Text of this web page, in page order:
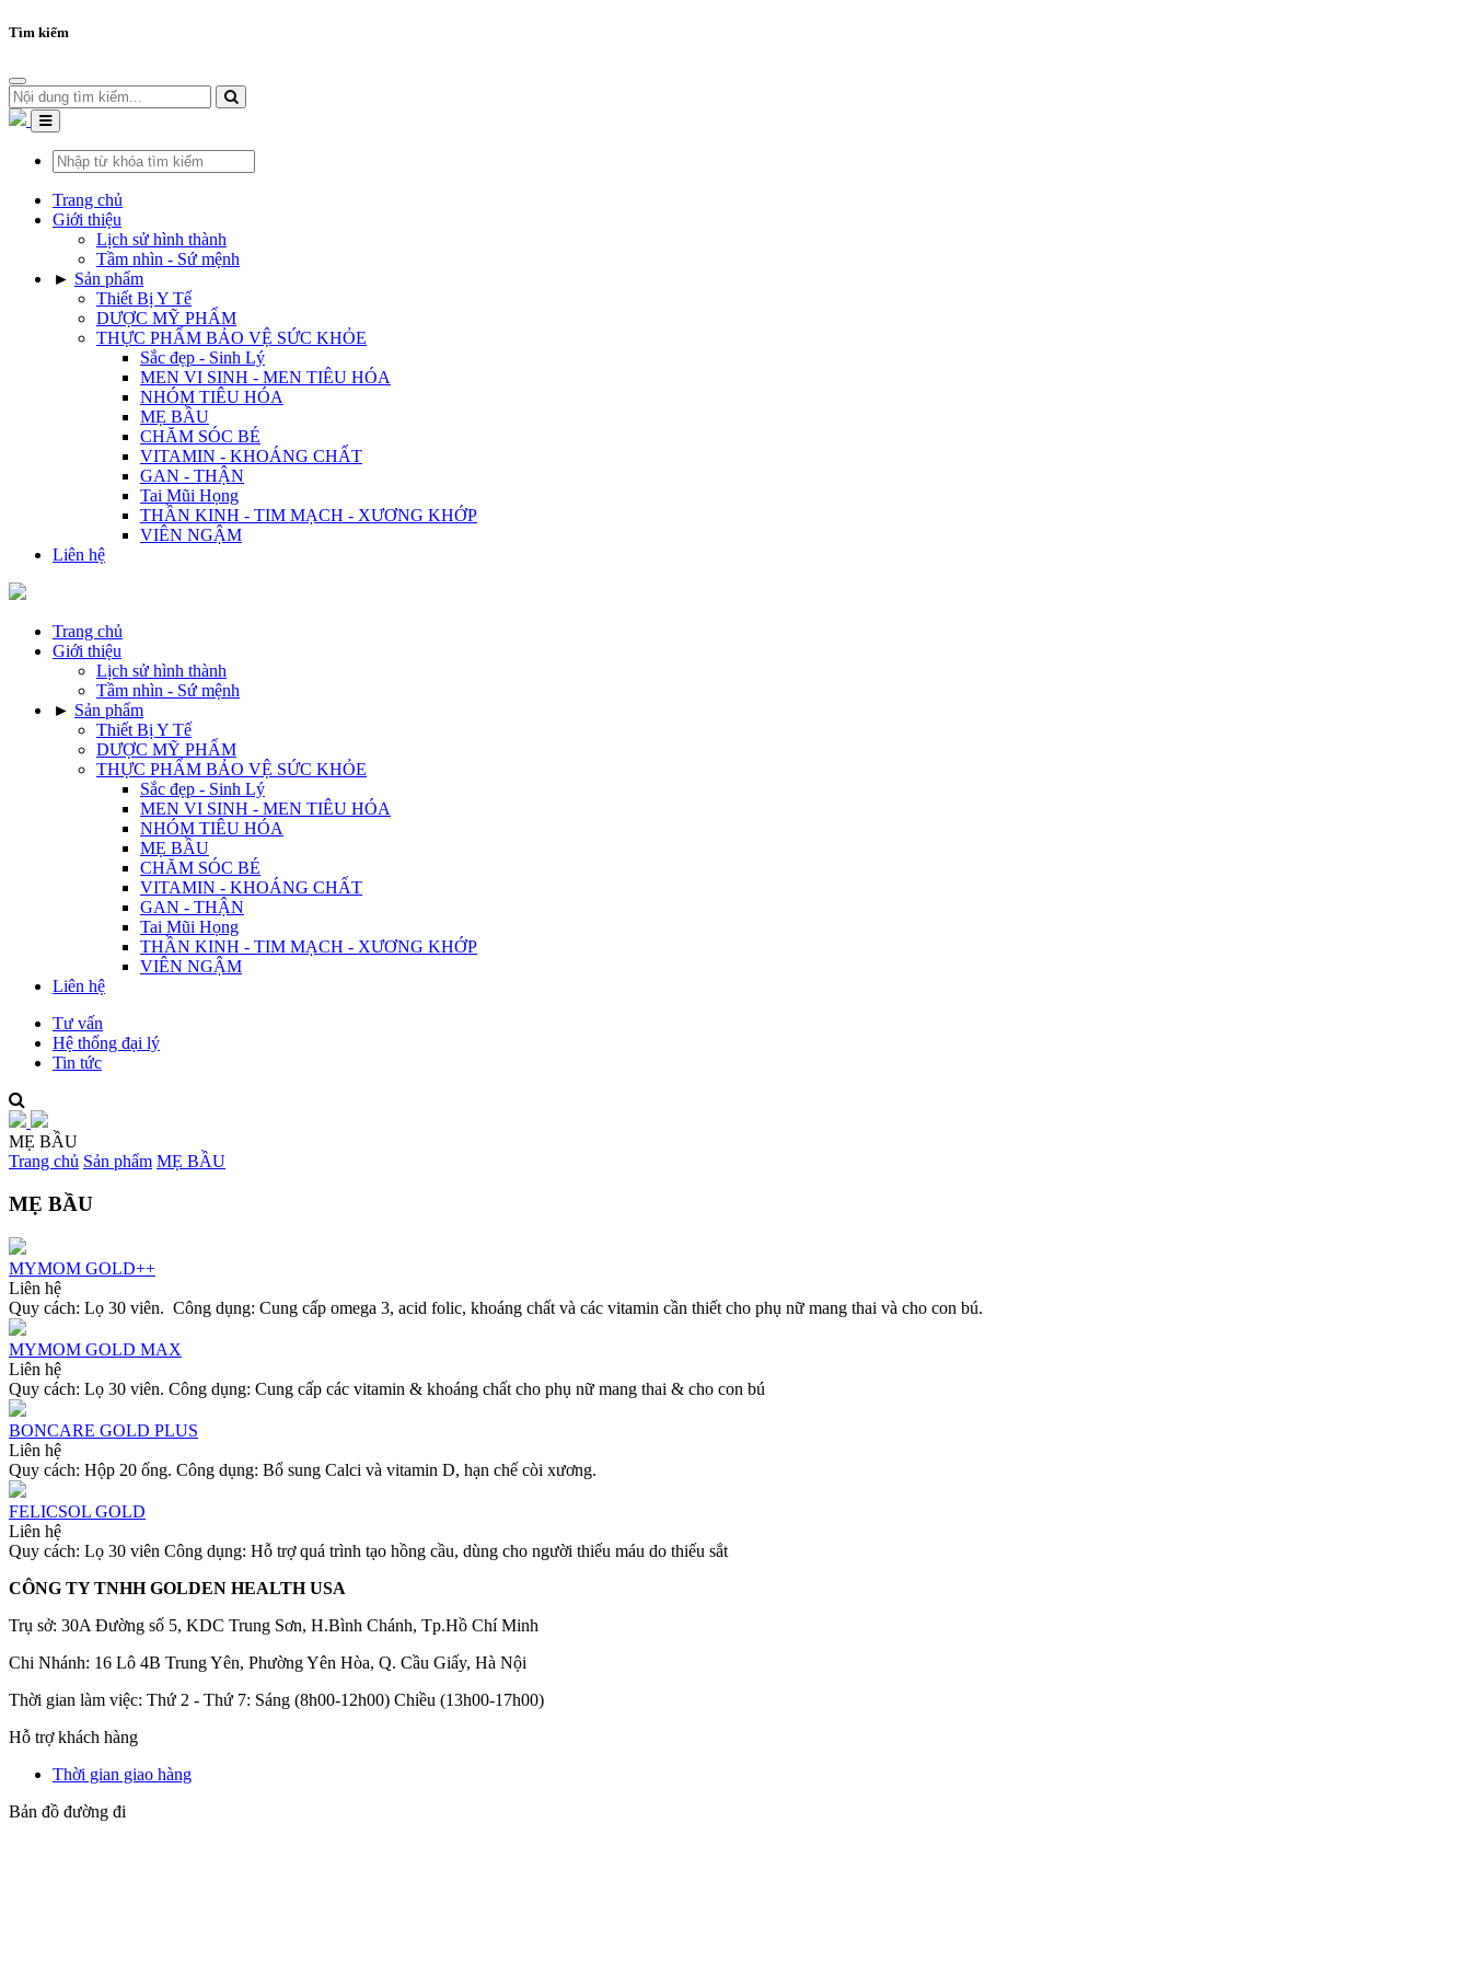
Tìm kiếm
Trang chủ
Giới thiệu
Lịch sử hình thành
Tầm nhìn - Sứ mệnh
► Sản phẩm
Thiết Bị Y Tế
DƯỢC MỸ PHẨM
THỰC PHẨM BẢO VỆ SỨC KHỎE
Sắc đẹp - Sinh Lý
MEN VI SINH - MEN TIÊU HÓA
NHÓM TIÊU HÓA
MẸ BẦU
CHĂM SÓC BÉ
VITAMIN - KHOÁNG CHẤT
GAN - THẬN
Tai Mũi Họng
THẦN KINH - TIM MẠCH - XƯƠNG KHỚP
VIÊN NGẬM
Liên hệ
Trang chủ
Giới thiệu
Lịch sử hình thành
Tầm nhìn - Sứ mệnh
► Sản phẩm
Thiết Bị Y Tế
DƯỢC MỸ PHẨM
THỰC PHẨM BẢO VỆ SỨC KHỎE
Sắc đẹp - Sinh Lý
MEN VI SINH - MEN TIÊU HÓA
NHÓM TIÊU HÓA
MẸ BẦU
CHĂM SÓC BÉ
VITAMIN - KHOÁNG CHẤT
GAN - THẬN
Tai Mũi Họng
THẦN KINH - TIM MẠCH - XƯƠNG KHỚP
VIÊN NGẬM
Liên hệ
Tư vấn
Hệ thống đại lý
Tin tức
MẸ BẦU
Trang chủ Sản phẩm MẸ BẦU
MẸ BẦU
MYMOM GOLD++
Liên hệ
Quy cách: Lọ 30 viên. Công dụng: Cung cấp omega 3, acid folic, khoáng chất và các vitamin cần thiết cho phụ nữ mang thai và cho con bú.
MYMOM GOLD MAX
Liên hệ
Quy cách: Lọ 30 viên. Công dụng: Cung cấp các vitamin & khoáng chất cho phụ nữ mang thai & cho con bú
BONCARE GOLD PLUS
Liên hệ
Quy cách: Hộp 20 ống. Công dụng: Bổ sung Calci và vitamin D, hạn chế còi xương.
FELICSOL GOLD
Liên hệ
Quy cách: Lọ 30 viên Công dụng: Hỗ trợ quá trình tạo hồng cầu, dùng cho người thiếu máu do thiếu sắt
CÔNG TY TNHH GOLDEN HEALTH USA
Trụ sở: 30A Đường số 5, KDC Trung Sơn, H.Bình Chánh, Tp.Hồ Chí Minh
Chi Nhánh: 16 Lô 4B Trung Yên, Phường Yên Hòa, Q. Cầu Giấy, Hà Nội
Thời gian làm việc: Thứ 2 - Thứ 7: Sáng (8h00-12h00) Chiều (13h00-17h00)
Hỗ trợ khách hàng
Thời gian giao hàng
Bản đồ đường đi